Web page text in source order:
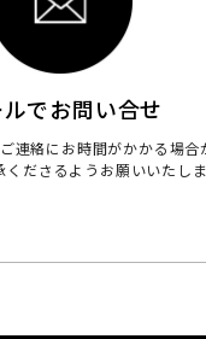
ルでお問い合せ
連絡にお時間がかかる場合
くださるようお願いいたし